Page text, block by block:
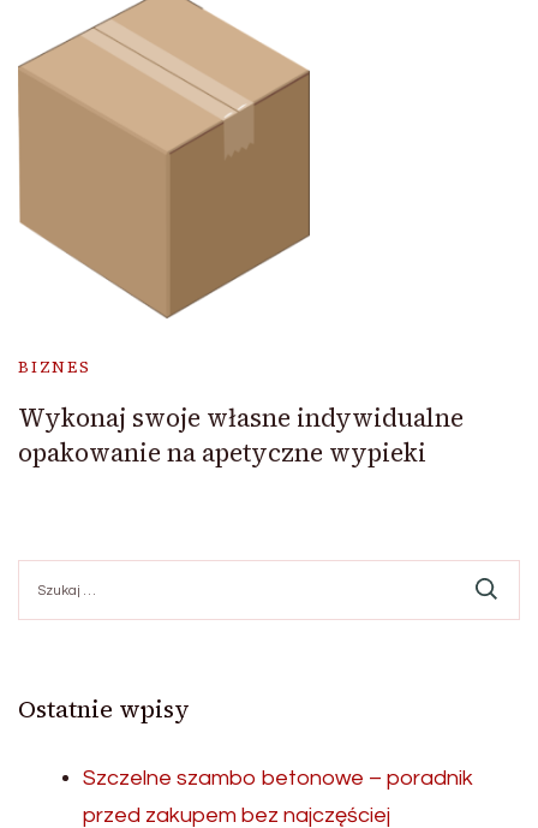
BIZNES
Wykonaj swoje własne indywidualne
opakowanie na apetyczne wypieki
Ostatnie wpisy
Szczelne szambo betonowe – poradnik
przed zakupem bez najczęściej